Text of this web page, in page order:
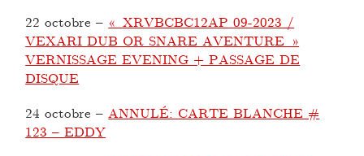
22 octobre – « XRVBCBC12AP 09-2023 /
VEXARI DUB OR SNARE AVENTURE »
VERNISSAGE EVENING + PASSAGE DE
DISQUE
24 octobre –ANNULÉ: CARTE BLANCHE #
123 – EDDY